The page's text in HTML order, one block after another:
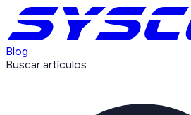
Blog
Buscar artículos